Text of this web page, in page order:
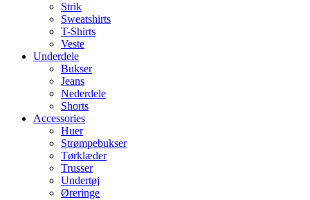
Strik
Sweatshirts
T-Shirts
Veste
Underdele
Bukser
Jeans
Nederdele
Shorts
Accessories
Huer
Strømpebukser
Tørklæder
Trusser
Undertøj
Øreringe